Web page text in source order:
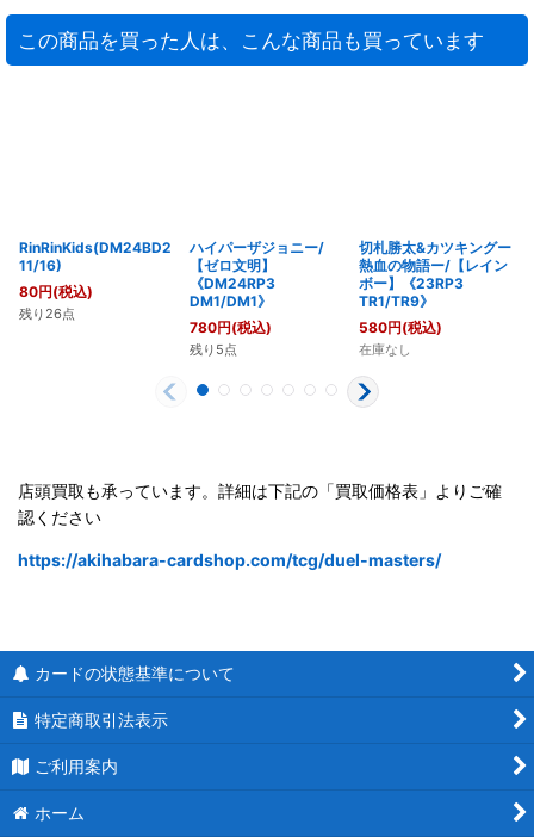
この商品を買った人は、こんな商品も買っています
RinRinKids(DM24BD2
11/16)
80円(税込)
残り26点
ハイパーザジョニー/
【ゼロ文明】
《DM24RP3
DM1/DM1》
780円(税込)
残り5点
切札勝太&カツキングー
熱血の物語ー/【レイン
ボー】《23RP3
TR1/TR9》
580円(税込)
在庫なし
店頭買取も承っています。詳細は下記の「買取価格表」よりご確
認ください
https://akihabara-cardshop.com/tcg/duel-masters/
カードの状態基準について
特定商取引法表示
ご利用案内
ホーム